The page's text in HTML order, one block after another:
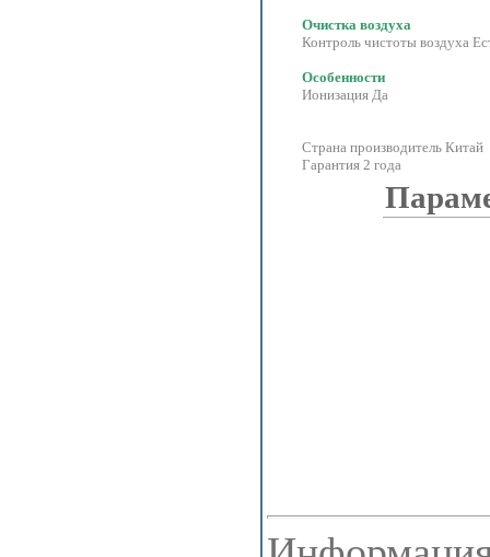
Очистка воздуха
Контроль чистоты воздуха
Особенности
Ионизация Да
Страна производитель Китай
Гарантия 2 года